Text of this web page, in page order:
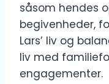
såsom hendes
begivenheder,
Lars’ liv og
liv med
engagementer.